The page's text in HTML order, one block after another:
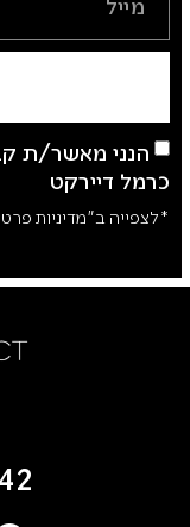
הנני מאשר/ת
כרמל דיירקט
*לצפייה ב"מדיניות